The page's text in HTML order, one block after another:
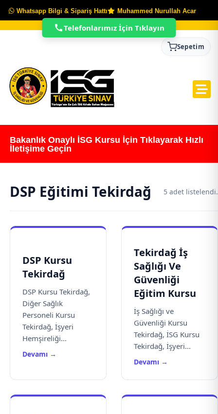
Whatsapp Bilgi & Sipariş Hattı Muhammed Nurullah Acar
Sepetim
Bakanlık Onaylı İSG Kursu İçin Tıklayarak Hızlı
İletişime Geçin
DSP Eğitimi Tekirdağ 5 adet listelendi.
DSP Kursu
Tekirdağ
DSP Kursu Tekirdağ,
Diğer Sağlık
Personeli Kursu
Tekirdağ, İşyeri
Hemşireliği...
Devamı →
Tekirdağ İş
Sağlığı Ve
Güvenliği
Eğitim Kursu
İş Sağlığı ve
Güvenliği Kursu
Tekirdağ, İSG Kursu
Tekirdağ, İşyeri...
Devamı →
Telefonlarımız İçin Tıklayın